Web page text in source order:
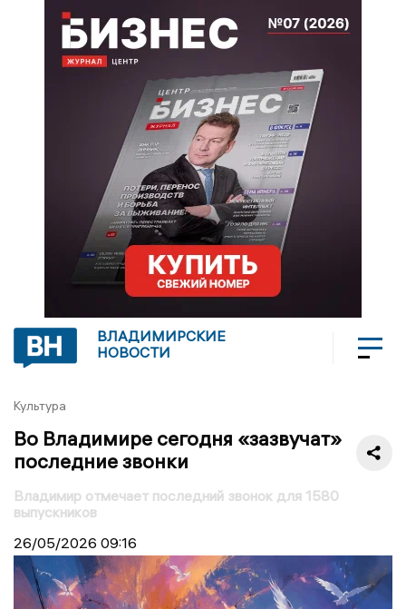
ВЛАДИМИРСКИЕ
НОВОСТИ
Культура
Во Владимире сегодня «зазвучат»
последние звонки
Владимир отмечает последний звонок для 1580
выпускников
26/05/2026 09:16